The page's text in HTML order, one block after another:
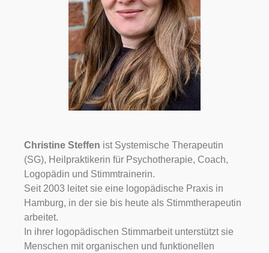
Christine Steffen ist Systemische Therapeutin
(SG), Heilpraktikerin für Psychotherapie, Coach,
Logopädin und Stimmtrainerin.
Seit 2003 leitet sie eine logopädische Praxis in
Hamburg, in der sie bis heute als Stimmtherapeutin
arbeitet.
In ihrer logopädischen Stimmarbeit unterstützt sie
Menschen mit organischen und funktionellen